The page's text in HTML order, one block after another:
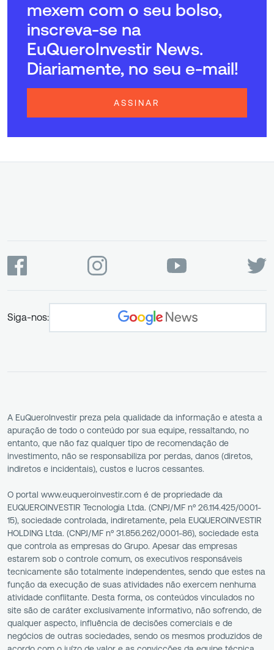
mexem com o seu bolso,
inscreva-se na
EuQueroInvestir News.
Diariamente, no seu e-mail!
ASSINAR
Siga-nos:
A EuQueroInvestir preza pela qualidade da informação e atesta a
apuração de todo o conteúdo por sua equipe, ressaltando, no
entanto, que não faz qualquer tipo de recomendação de
investimento, não se responsabiliza por perdas, danos (diretos,
indiretos e incidentais), custos e lucros cessantes.
O portal www.euqueroinvestir.com é de propriedade da
EUQUEROINVESTIR Tecnologia Ltda. (CNPJ/MF nº 26.114.425/0001-
15), sociedade controlada, indiretamente, pela EUQUEROINVESTIR
HOLDING Ltda. (CNPJ/MF nº 31.856.262/0001-86), sociedade esta
que controla as empresas do Grupo. Apesar das empresas
estarem sob o controle comum, os executivos responsáveis
tecnicamente são totalmente independentes, sendo que estes na
função da execução de suas atividades não exercem nenhuma
atividade conflitante. Desta forma, os conteúdos vinculados no
site são de caráter exclusivamente informativo, não sofrendo, de
qualquer aspecto, influência de decisões comerciais e de
negócios de outras sociedades, sendo os mesmos produzidos de